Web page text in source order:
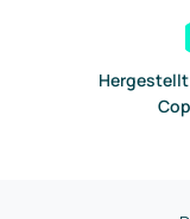
Hergestellt